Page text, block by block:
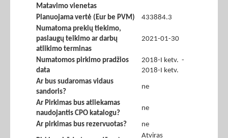
Matavimo vienetas
Planuojama vertė (Eur be PVM)
433884.3
Numatoma prekių tiekimo,
paslaugų teikimo ar darbų
atlikimo terminas
2021-01-30
Numatomos pirkimo pradžios
data
2018-I ketv. -
2018-I ketv.
Ar bus sudaromas vidaus
sandoris?
ne
Ar Pirkimas bus atliekamas
naudojantis CPO katalogu?
ne
Ar pirkimas bus rezervuotas? ne
Atviras